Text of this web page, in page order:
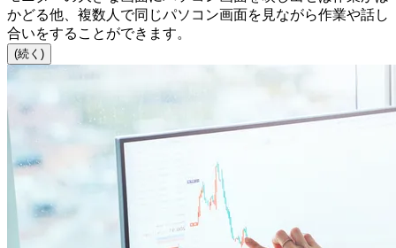
かどる他、複数人で同じパソコン画面を見ながら作業や話し
合いをすることができます。
(続く)